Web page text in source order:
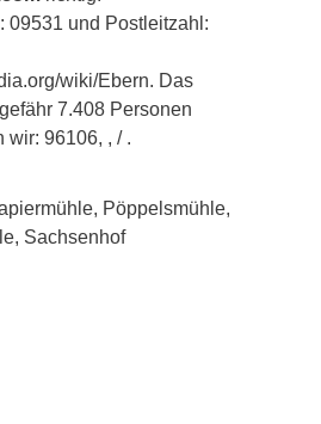
09531 und Postleitzahl:
wiki/Ebern. Das
7.408 Personen
wir: 96106, , / .